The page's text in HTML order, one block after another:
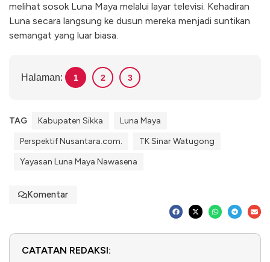
melihat sosok Luna Maya melalui layar televisi. Kehadiran
Luna secara langsung ke dusun mereka menjadi suntikan
semangat yang luar biasa.
Halaman: 1 2 3
TAG Kabupaten Sikka
Luna Maya
Perspektif Nusantara.com.
TK Sinar Watugong
Yayasan Luna Maya Nawasena
Komentar
CATATAN REDAKSI: